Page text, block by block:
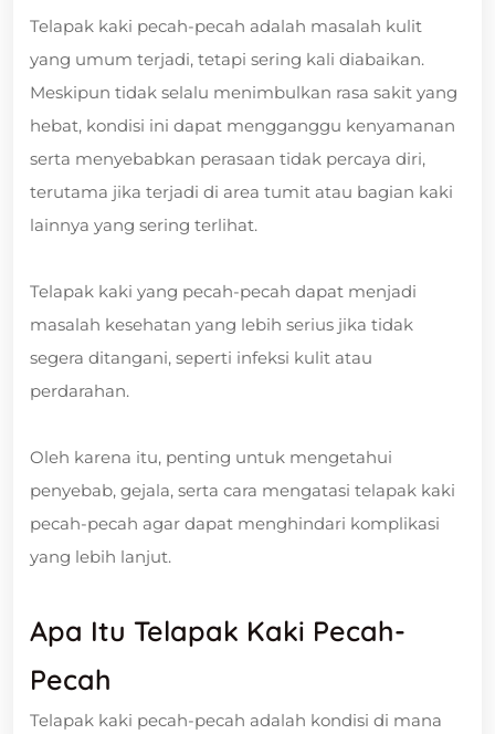
Telapak kaki pecah-pecah adalah masalah kulit
yang umum terjadi, tetapi sering kali diabaikan.
Meskipun tidak selalu menimbulkan rasa sakit yang
hebat, kondisi ini dapat mengganggu kenyamanan
serta menyebabkan perasaan tidak percaya diri,
terutama jika terjadi di area tumit atau bagian kaki
lainnya yang sering terlihat.
Telapak kaki yang pecah-pecah dapat menjadi
masalah kesehatan yang lebih serius jika tidak
segera ditangani, seperti infeksi kulit atau
perdarahan.
Oleh karena itu, penting untuk mengetahui
penyebab, gejala, serta cara mengatasi telapak kaki
pecah-pecah agar dapat menghindari komplikasi
yang lebih lanjut.
Apa Itu Telapak Kaki Pecah-
Pecah
Telapak kaki pecah-pecah adalah kondisi di mana